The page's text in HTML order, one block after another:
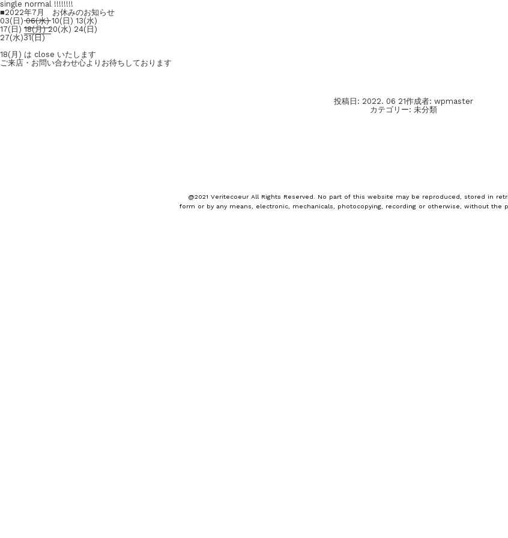
single normal !!!!!!!!
■2022年7月 お休みのお知らせ
03(日) 06(水) 10(日) 13(水)
17(日) 18(月) 20(水) 24(日)
27(水)31(日)
18(月) は close いたします
ご来店・お問い合わせ心よりお待ちしております
投稿日: 2022. 06 21作成者: wpmaster
カテゴリー: 未分類
@2021 Veritecoeur All Rights Reserved. No part of this website may be reproduced, stored in
form or by any means, electronic, mechanicals, photocopying, recording or otherwise, without the